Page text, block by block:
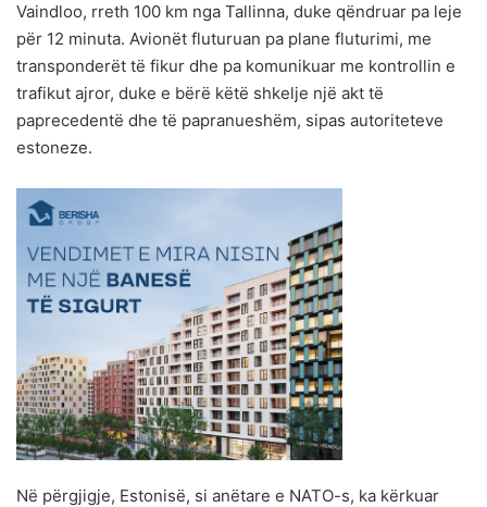
Vaindloo, rreth 100 km nga Tallinna, duke qëndruar pa leje
për 12 minuta. Avionët fluturuan pa plane fluturimi, me
transponderët të fikur dhe pa komunikuar me kontrollin e
trafikut ajror, duke e bërë këtë shkelje një akt të
paprecedentë dhe të papranueshëm, sipas autoriteteve
estoneze.
Në përgjigje, Estonisë, si anëtare e NATO-s, ka kërkuar